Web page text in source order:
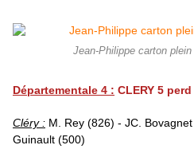
Jean-Philippe carton
Départementale 4 : CLERY 5
Cléry : M. Rey (826) - JC.
Guinault (500)